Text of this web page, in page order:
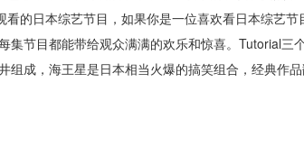
的日本综艺节目，如果你是一位喜欢看日本综艺节
集节目都能带给观众满满的欢乐和惊喜。Tutorial三
成，海王星是日本相当火爆的搞笑组合，经典作品